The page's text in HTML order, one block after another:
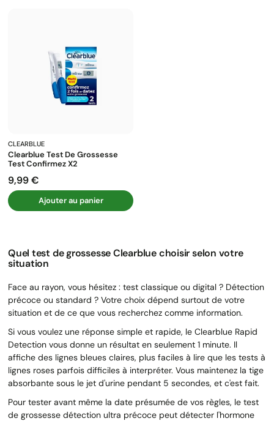
CLEARBLUE
Clearblue Test De Grossesse
Test Confirmez X2
Prix
9,99 €
Ajouter au panier
Quel test de grossesse Clearblue choisir selon votre
situation
Face au rayon, vous hésitez : test classique ou digital ? Détection
précoce ou standard ? Votre choix dépend surtout de votre
situation et de ce que vous recherchez comme information.
Si vous voulez une réponse simple et rapide, le Clearblue Rapid
Detection vous donne un résultat en seulement 1 minute. Il
affiche des lignes bleues claires, plus faciles à lire que les tests à
lignes roses parfois difficiles à interpréter. Vous maintenez la tige
absorbante sous le jet d'urine pendant 5 secondes, et c'est fait.
Pour tester avant même la date présumée de vos règles, le test
de grossesse détection ultra précoce peut détecter l'hormone